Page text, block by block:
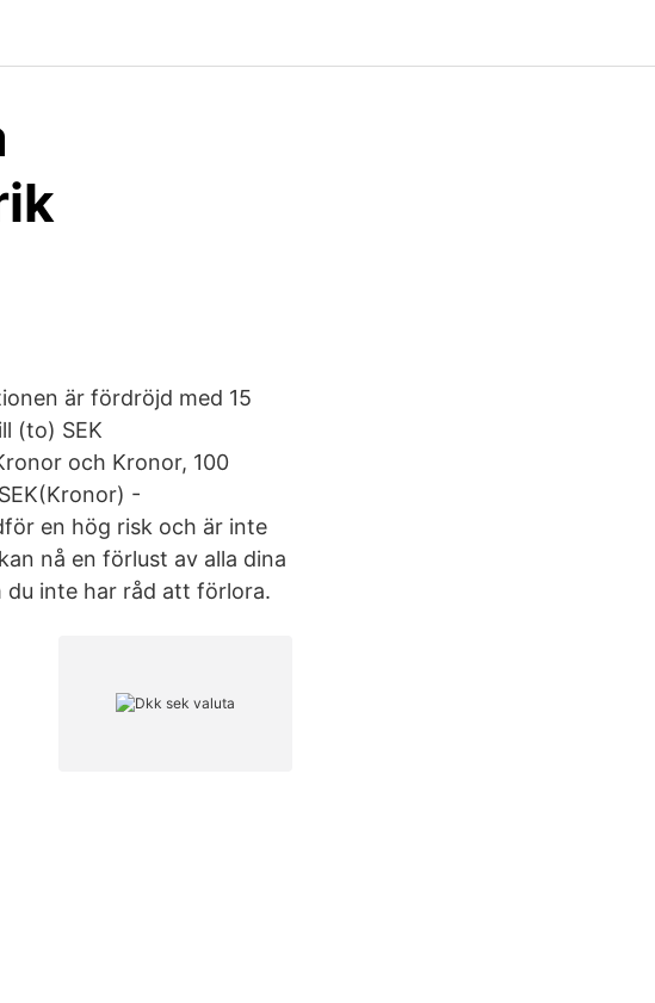
är fördröjd med 15
(to) SEK
och Kronor, 100
-
en hög risk och är inte
nå en förlust av alla dina
inte har råd att förlora.